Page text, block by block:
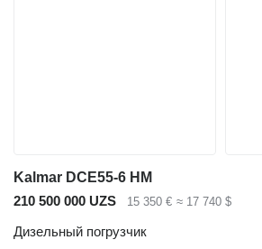
Kalmar DCE55-6 HM
210 500 000 UZS
15 350 € ≈ 17 740 $
Дизельный погрузчик